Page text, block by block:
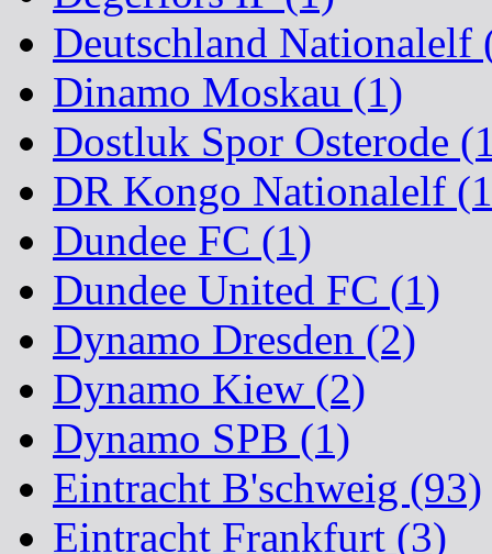
Deutschland Nationalelf
Dinamo Moskau (1)
Dostluk Spor Osterode
DR Kongo Nationalelf
Dundee FC (1)
Dundee United FC (1)
Dynamo Dresden (2)
Dynamo Kiew (2)
Dynamo SPB (1)
Eintracht B'schweig (93)
Eintracht Frankfurt (3)